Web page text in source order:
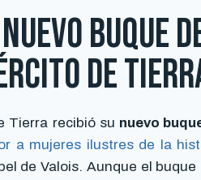
nuevo
de
Tierra recibió su nuevo
a mujeres ilustres de la
de Valois. Aunque el